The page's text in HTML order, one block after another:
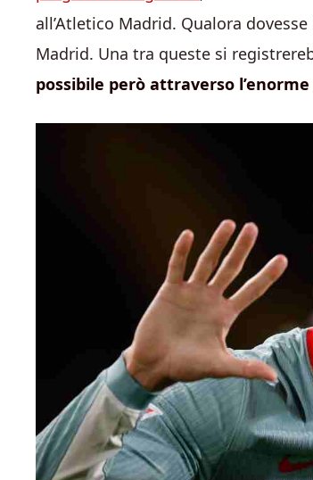
all’Atletico Madrid. Qualora
Madrid. Una tra queste si
possibile però attraverso